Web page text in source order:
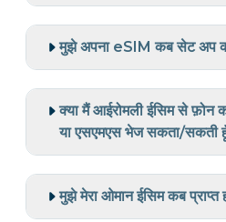
मुझे अपना eSIM कब सेट अप
क्या मैं आईरोमली ईसिम से
या एसएमएस भेज सकता/सकती
मुझे मेरा ओमान ईसिम कब प्राप्त